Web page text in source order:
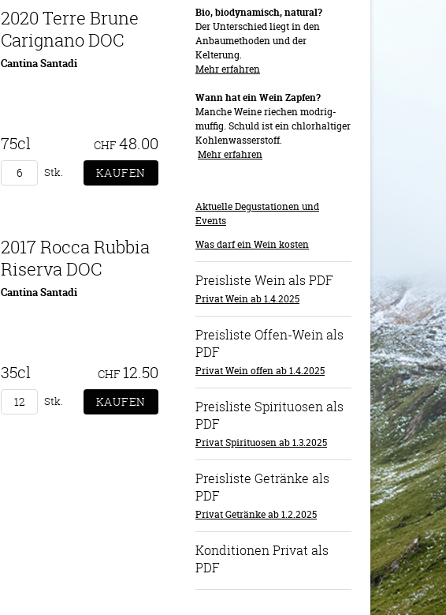
2020 Terre Brune
Carignano DOC
Cantina Santadi
75cl CHF 48.00
Stk.
2017 Rocca Rubbia
Riserva DOC
Cantina Santadi
35cl CHF 12.50
Stk.
Bio, biodynamisch, natural?
Der Unterschied liegt in den
Anbaumethoden und der
Kelterung.
Mehr erfahren
Wann hat ein Wein Zapfen?
Manche Weine riechen modrig-
muffig. Schuld ist ein chlorhaltiger
Kohlenwasserstoff.
Mehr erfahren
Aktuelle Degustationen und
Events
Was darf ein Wein kosten
Preisliste Wein als PDF
Privat Wein ab 1.4.2025
Preisliste Offen-Wein als
PDF
Privat Wein offen ab 1.4.2025
Preisliste Spirituosen als
PDF
Privat Spirituosen ab 1.3.2025
Preisliste Getränke als
PDF
Privat Getränke ab 1.2.2025
Konditionen Privat als
PDF